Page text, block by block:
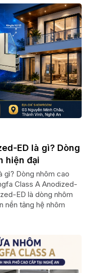
ED là gì? Dòng
hiện đại
gì? Dòng nhôm cao
Class A Anodized-
ED là dòng nhôm
nền tảng hệ nhôm